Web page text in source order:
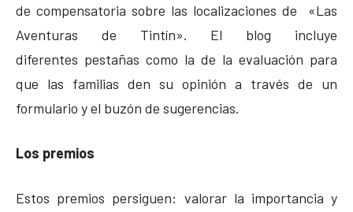
de compensatoria sobre las localizaciones de «Las
Aventuras de Tintín». El blog incluye
diferentes pestañas como la de la evaluación para
que las familias den su opinión a través de un
formulario y el buzón de sugerencias.
Los premios
Estos premios persiguen: valorar la importancia y